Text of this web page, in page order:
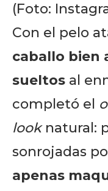
(Foto:
Con el pelo
caballo bien
sueltos al
completó el
look natural:
sonrojadas
apenas